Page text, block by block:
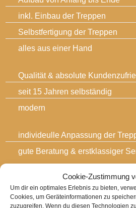
Cookie-Zustimmung
Um dir ein optimales Erlebnis zu bieten,
Cookies, um Geräteinformationen zu
zuzugreifen. Wenn du diesen Technologien
inkl. Einbau der Treppen
Selbstfertigung der Treppen
alles aus einer Hand
Qualität & absolute
seit 15 Jahren selbständig
modern
individeulle Anpassung der
gute Beratung & erstklassiger